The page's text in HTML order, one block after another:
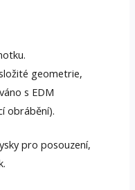
geometrie,
s EDM
obrábění).
pro posouzení,